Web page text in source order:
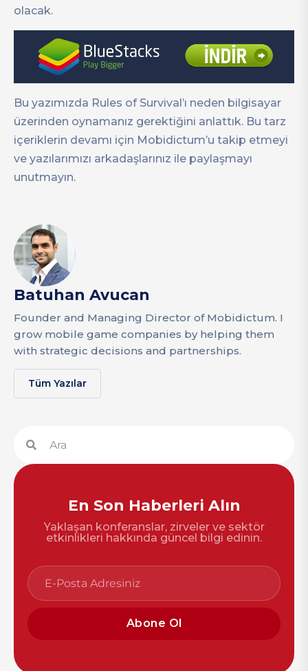
olacak.
Bu yazımızda Rules of Survival’ı neden bilgisayar
üzerinden oynamanız gerektiğini anlattık. Bu tarz
içeriklerin devamı için Mobidictum’u takip etmeyi
ve yazılarımızı arkadaşlarınız ile paylaşmayı
unutmayın.
Batuhan Avucan
Founder and Managing Director of Mobidictum. I
grow mobile game companies by helping them
with strategic decisions and partnerships.
Tüm Yazılar
En Son Haberleri Alın
Yaklaşan konferanslar, zirveler ve sektör
etkinlikleri hakkında güncel bilgi edinin.
Abone Ol